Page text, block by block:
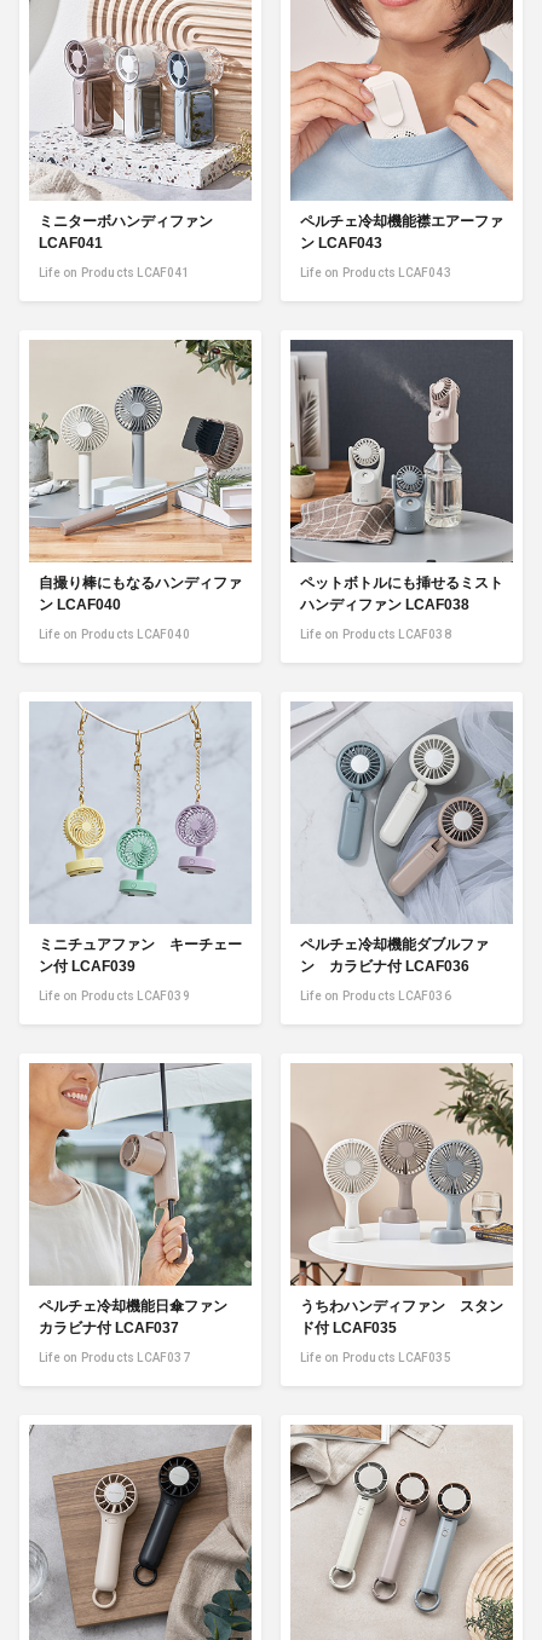
ミニターボハンディファン
LCAF041
Life on Products LCAF041
ペルチェ冷却機能襟エアーファ
ン LCAF043
Life on Products LCAF043
自撮り棒にもなるハンディファ
ン LCAF040
Life on Products LCAF040
ペットボトルにも挿せるミスト
ハンディファン LCAF038
Life on Products LCAF038
ミニチュアファン キーチェー
ン付 LCAF039
Life on Products LCAF039
ペルチェ冷却機能ダブルファ
ン カラビナ付 LCAF036
Life on Products LCAF036
ペルチェ冷却機能日傘ファン
カラビナ付 LCAF037
Life on Products LCAF037
うちわハンディファン スタン
ド付 LCAF035
Life on Products LCAF035